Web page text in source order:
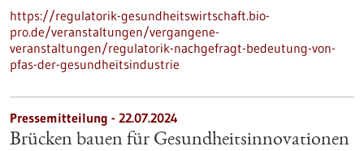
https://regulatorik-gesundheitswirtschaft.bio-
pro.de/veranstaltungen/vergangene-
veranstaltungen/regulatorik-nachgefragt-bedeutung-von-
pfas-der-gesundheitsindustrie
Pressemitteilung - 22.07.2024
Brücken bauen für Gesundheitsinnovationen